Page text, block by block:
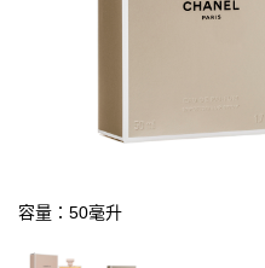
容量：50毫升